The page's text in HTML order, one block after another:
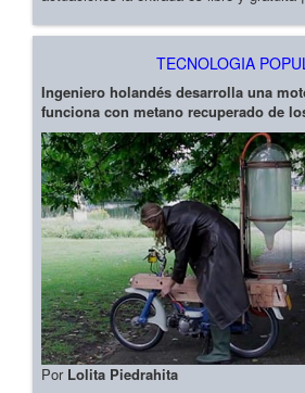
TECNOLOGIA
Ingeniero holandés desarrolla una
funciona con metano recuperado de
Por Lolita Piedrahita